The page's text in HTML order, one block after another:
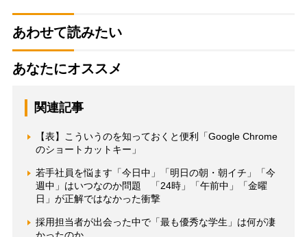
あわせて読みたい
あなたにオススメ
関連記事
【表】こういうのを知っておくと便利「Google Chrome
のショートカットキー」
若手社員を悩ます「今日中」「明日の朝・朝イチ」「今
週中」はいつなのか問題 「24時」「午前中」「金曜
日」が正解ではなかった衝撃
採用担当者が出会った中で「最も優秀な学生」は何が凄